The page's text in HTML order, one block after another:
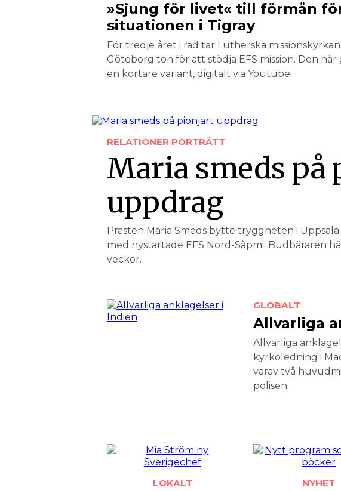
»Sjung för livet« till förmån
situationen i Tigray
För tredje året i rad tar Lutherska missionskyrkan
Göteborg ton för att stödja EFS mission. Den här
en kortare variant, digitalt via Youtube.
RELATIONER PORTRÄTT
Maria smeds på
uppdrag
Prästen Maria Smeds bytte tryggheten i
med nystartade EFS Nord-Sàpmi. Budbäraren
veckor.
GLOBALT
Allvarliga
Allvarliga
kyrkoledning i
varav två
polisen.
LOKALT NYHET